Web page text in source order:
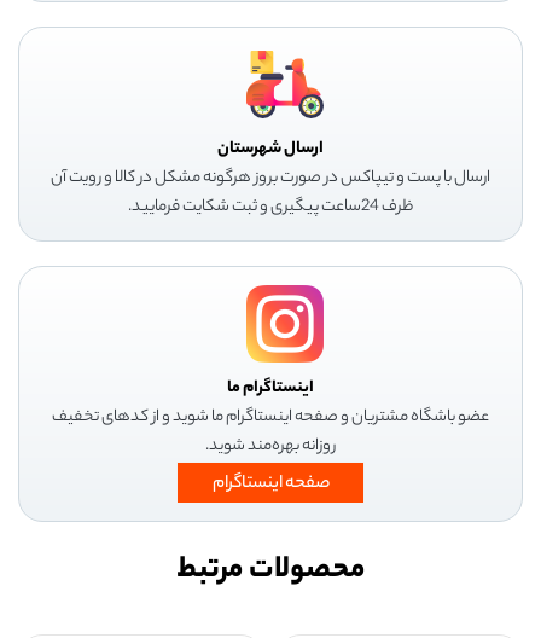
ارسال شهرستان
ارسال با پست و تیپاکس در صورت بروز هرگونه مشکل در کالا و رویت آن
ظرف 24ساعت پیگیری و ثبت شکایت فرمایید.
اینستاگرام ما
عضو باشگاه مشتریان و صفحه اینستاگرام ما شوید و از کدهای تخفیف
روزانه بهره‌مند شوید.
صفحه اینستاگرام
محصولات مرتبط